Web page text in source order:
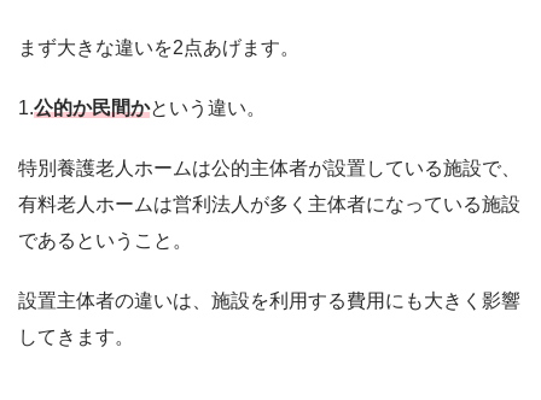
まず大きな違いを2点あげます。
1.公的か民間かという違い。
特別養護老人ホームは公的主体者が設置している施設で、
有料老人ホームは営利法人が多く主体者になっている施設
であるということ。
設置主体者の違いは、施設を利用する費用にも大きく影響
してきます。